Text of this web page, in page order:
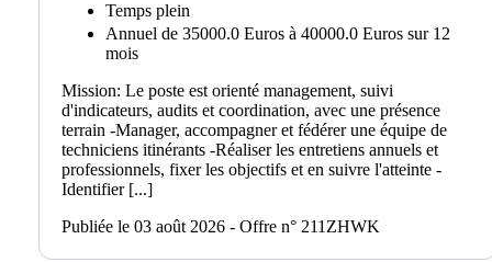
Temps plein
Annuel de 35000.0 Euros à 40000.0 Euros sur 12
mois
Mission: Le poste est orienté management, suivi
d'indicateurs, audits et coordination, avec une présence
terrain -Manager, accompagner et fédérer une équipe de
techniciens itinérants -Réaliser les entretiens annuels et
professionnels, fixer les objectifs et en suivre l'atteinte -
Identifier [...]
Publiée le 03 août 2026 - Offre n° 211ZHWK